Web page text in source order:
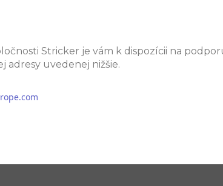
Stricker je vám k dispozícii na
adresy uvedenej nižšie.